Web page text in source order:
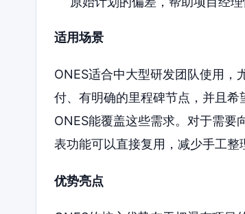
适用场景
ONES适合中大型研发团队使用，
付、有明确的里程碑节点，并且希
ONES能覆盖这些需求。对于需要
表功能可以直接复用，减少手工整
优势亮点